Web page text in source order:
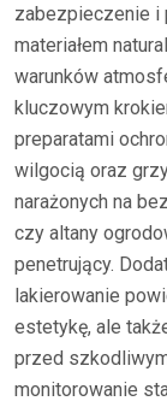
zabezpieczenie i
materiałem
warunków
kluczowym
preparatami
wilgocią oraz
narażonych na
czy altany
penetrujący.
lakierowanie
estetykę, ale
przed
monitorowanie